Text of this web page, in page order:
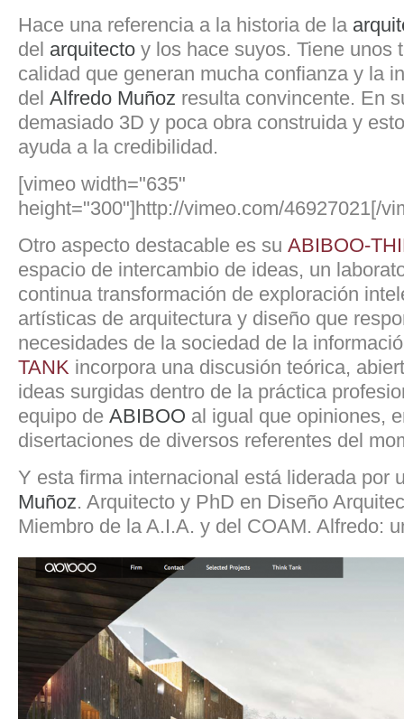
Hace una referencia a la historia de la
del arquitecto y los hace suyos. Tiene unos
calidad que generan mucha confianza y la
del Alfredo Muñoz resulta convincente. En
demasiado 3D y poca obra construida y
ayuda a la credibilidad.
[vimeo width="635"
height="300"]http://vimeo.com/46927021[/
Otro aspecto destacable es su ABIBOO-
espacio de intercambio de ideas, un
continua transformación de exploración
artísticas de arquitectura y diseño que
necesidades de la sociedad de la
TANK incorpora una discusión teórica,
ideas surgidas dentro de la práctica
equipo de ABIBOO al igual que opiniones,
disertaciones de diversos referentes del
Y esta firma internacional está liderada por
Muñoz. Arquitecto y PhD en Diseño
Miembro de la A.I.A. y del COAM. Alfredo: